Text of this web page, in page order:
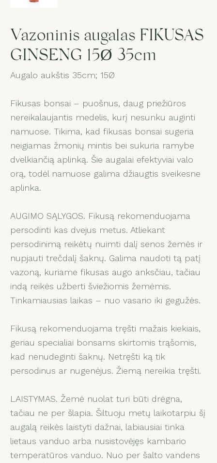
Paslaugos
Salonas
Vazoninis augalas FIKUSAS
GINSENG 15Ø 35cm
Augalo aukštis 35cm; 15Ø
Fikusas bonsai – puošnus, daug priežiūros
nereikalaujantis medelis, kurį nesunku auginti
namuose. Tikima, kad fikusas bonsai sugeria
neigiamas žmonių mintis bei sukuria ramybe
dvelkiančią aplinką. Šie augalai efektyviai valo
orą, todėl namuose galima džiaugtis sveikesne
aplinka.
AUGIMO SĄLYGOS. Fikusą rekomenduojama
persodinti kas dvejus metus. Atliekant
persodinimą reikėtų nuimti dalį senos žemės ir
nupjauti trečdalį šaknų. Galima naudoti tą patį
vazoną, kuriame fikusas augo anksčiau, tačiau
indą reikės užberti šviežiomis žemėmis.
Tinkamiausias laikas – nuo vasario iki gegužės.
Fikusą rekomenduojama tręšti mažais kiekiais,
geriau specialiai bonsams skirtomis trąšomis,
kad nenudeginti šaknų. Netręšti ką tik
persodinus ar nugenėjus. Žiemą nereikia tręšti.
LAISTYMAS. Žemė nuolat turi būti drėgna,
tačiau ne per šlapia. Šiltuoju metų laikotarpiu šį
augalą reikės laistyti dažnai, labiausiai tinka
lietaus vanduo arba nusistovėjęs kambario
temperatūros vanduo. Nuo per šalto vandens